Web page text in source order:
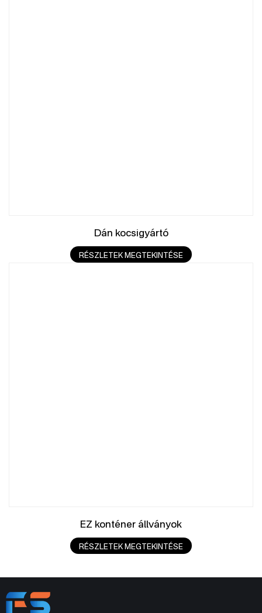
Dán kocsigyártó
RÉSZLETEK MEGTEKINTÉSE
EZ konténer állványok
RÉSZLETEK MEGTEKINTÉSE